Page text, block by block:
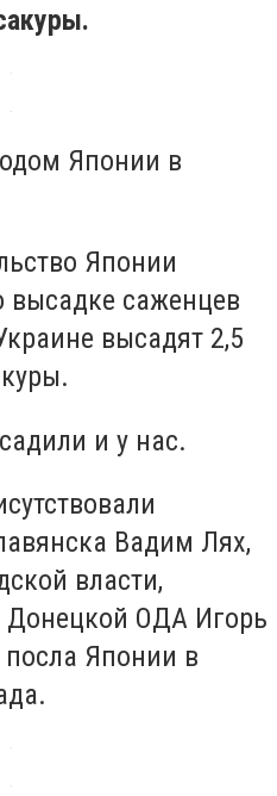
Японии в
Японии
высадке саженцев
высадят 2,5
и у нас.
Вадим Лях,
власти,
Донецкой ОДА Игорь
посла Японии в